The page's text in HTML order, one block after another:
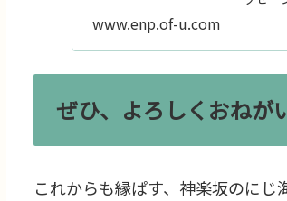
www.enp.of-u.com
ぜひ、よろしくおねが
これからも縁ぱす、神楽坂のにじ